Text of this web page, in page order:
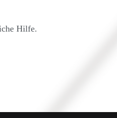
Hilfe.